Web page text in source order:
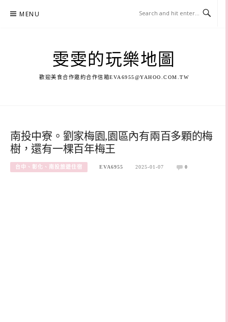
MENU
雯雯的玩樂地圖
歡迎美食合作邀約合作信箱EVA6955@YAHOO.COM.TW
南投中寮。劉家梅園,園區內有兩百多顆的梅
樹，還有一棵百年梅王
台中、彰化、南投旅遊住宿 EVA6955 2025-01-07 0